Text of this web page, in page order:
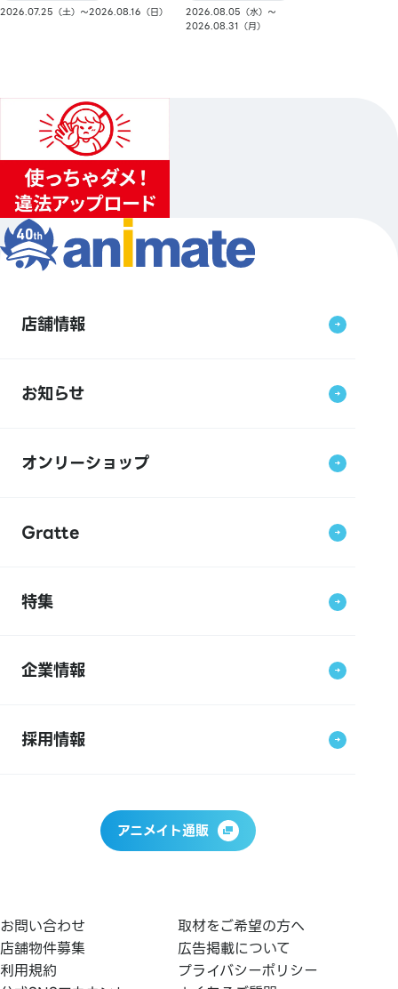
2026.07.25（土）〜2026.08.16（日）
2026.08.05（水）〜
2026.08.31（月）
店舗情報
お知らせ
オンリーショップ
Gratte
特集
企業情報
採用情報
アニメイト通販
お問い合わせ
取材をご希望の方へ
店舗物件募集
広告掲載について
利用規約
プライバシーポリシー